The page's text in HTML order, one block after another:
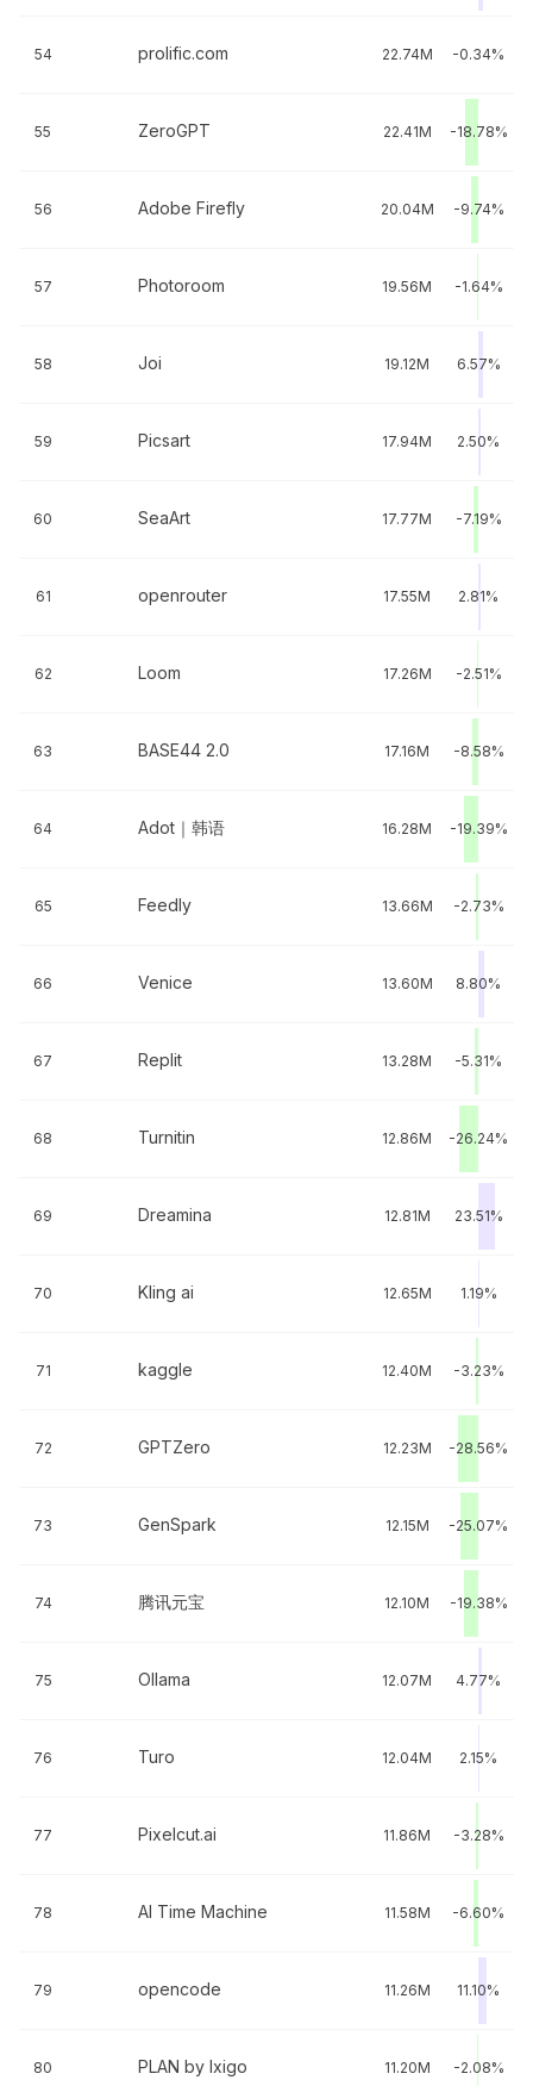
54 prolific.com 22.74M -0.34%
55 ZeroGPT 22.41M -18.78%
56 Adobe Firefly 20.04M -9.74%
57 Photoroom 19.56M -1.64%
58 Joi 19.12M 6.57%
59 Picsart 17.94M 2.50%
60 SeaArt 17.77M -7.19%
61 openrouter 17.55M 2.81%
62 Loom 17.26M -2.51%
63 BASE44 2.0 17.16M -8.58%
64 Adot｜韩语 16.28M -19.39%
65 Feedly 13.66M -2.73%
66 Venice 13.60M 8.80%
67 Replit 13.28M -5.31%
68 Turnitin 12.86M -26.24%
69 Dreamina 12.81M 23.51%
70 Kling ai 12.65M 1.19%
71 kaggle 12.40M -3.23%
72 GPTZero 12.23M -28.56%
73 GenSpark 12.15M -25.07%
74 腾讯元宝 12.10M -19.38%
75 Ollama 12.07M 4.77%
76 Turo 12.04M 2.15%
77 Pixelcut.ai 11.86M -3.28%
78 AI Time Machine 11.58M -6.60%
79 opencode 11.26M 11.10%
80 PLAN by Ixigo 11.20M -2.08%